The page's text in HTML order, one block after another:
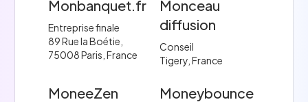
Monbanquet.fr
Entreprise finale
89 Rue la Boétie,
75008 Paris, France
Monceau
diffusion
Conseil
Tigery, France
MoneeZen Moneybounce